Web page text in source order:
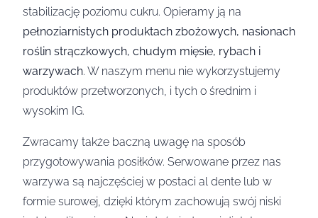
stabilizację poziomu cukru. Opieramy ją na
pełnoziarnistych produktach zbożowych, nasionach
roślin strączkowych, chudym mięsie, rybach i
warzywach. W naszym menu nie wykorzystujemy
produktów przetworzonych, i tych o średnim i
wysokim IG.
Zwracamy także baczną uwagę na sposób
przygotowywania posiłków. Serwowane przez nas
warzywa są najczęściej w postaci al dente lub w
formie surowej, dzięki którym zachowują swój niski